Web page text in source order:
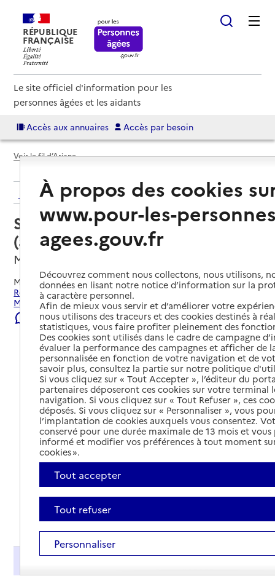
RÉPUBLIQUE
FRANÇAISE
Le site officiel d'information pour les
personnes âgées et les aidants
Accès aux annuaires Accès par besoin
Voir le fil d’Ariane
Retour aux résultats de l'annuaire
Service autonomie à domicile
(aide) – Azaé
Montélimar, DROME
Mis à jour le23/07/2026
Rechercher les établissements et services autour de
Montélimar.
Signaler une erreur
À propos des cookies
www.pour-les-
agees.gouv.fr
Découvrez comment nous collectons, nous utilisons,
données en lisant notre notice d’information sur la
à caractère personnel.
Afin de mieux vous servir et d’améliorer votre
nous utilisons des traceurs et des cookies destinés à
statistiques, vous faire profiter pleinement des
Des cookies sont utilisés dans le cadre de campagne
évaluer la performance des campagnes et afficher de
personnalisée en fonction de votre navigation et de
savoir plus, consultez la partie sur notre politique
Si vous cliquez sur « Tout Accepter », l’éditeur du
partenaires déposeront ces cookies sur votre terminal
navigation. Si vous cliquez sur « Tout Refuser », ces
déposés. Si vous cliquez sur « Personnaliser », vous
l’implantation de cookies auxquels vous consentez.
conservé pour une durée maximale de 13 mois et
informé et modifier vos préférences à tout moment
cookies ».
Tout accepter
Tout refuser
Personnaliser